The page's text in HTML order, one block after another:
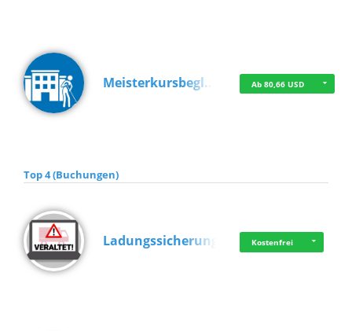
Meisterkursbegl… Ab 80,66 USD
Top 4 (Buchungen)
Ladungssicherung Kostenfrei